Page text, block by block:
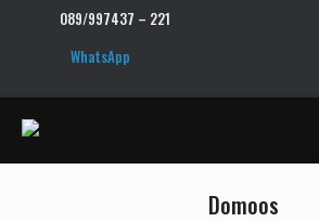
089/997437 – 221
WhatsApp
Domoos